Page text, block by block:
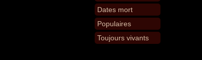
Dates mort
Populaires
Toujours vivants